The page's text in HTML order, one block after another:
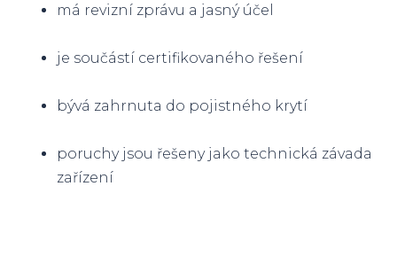
má revizní zprávu a jasný účel
je součástí certifikovaného řešení
bývá zahrnuta do pojistného krytí
poruchy jsou řešeny jako technická závada
zařízení